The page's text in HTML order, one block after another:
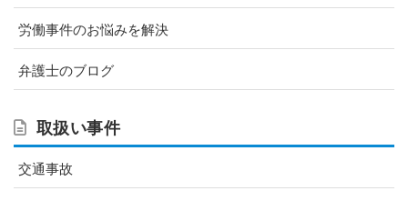
労働事件のお悩みを解決
弁護士のブログ
取扱い事件
交通事故